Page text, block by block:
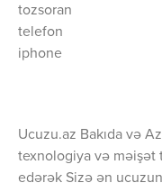
tozsoran
telefon
iphone
Ucuzu.az Bakıda və
texnologiya və məişət
edərək Sizə ən